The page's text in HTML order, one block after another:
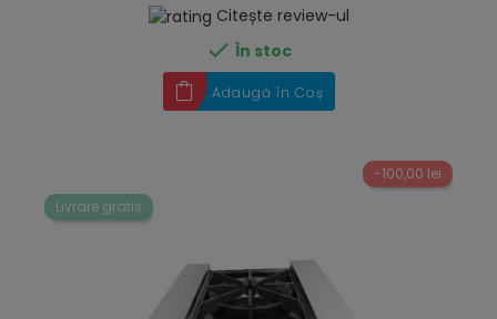
Citește review-ul
 În stoc
Adaugă în Coș
-100,00 lei
Livrare gratis